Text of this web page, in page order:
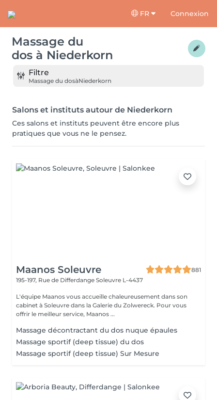
FR Connexion
Massage du
dos à Niederkorn
Filtre
Massage du dosàNiederkorn
Salons et instituts autour de Niederkorn
Ces salons et instituts peuvent être encore plus
pratiques que vous ne le pensez.
Maanos Soleuvre
881
195-197, Rue de Differdange Soleuvre L-4437
L'équipe Maanos vous accueille chaleureusement dans son
cabinet à Soleuvre dans la Galerie du Zolwereck. Pour vous
offrir le meilleur service, Maanos ...
Massage décontractant du dos nuque épaules
Massage sportif (deep tissue) du dos
Massage sportif (deep tissue) Sur Mesure